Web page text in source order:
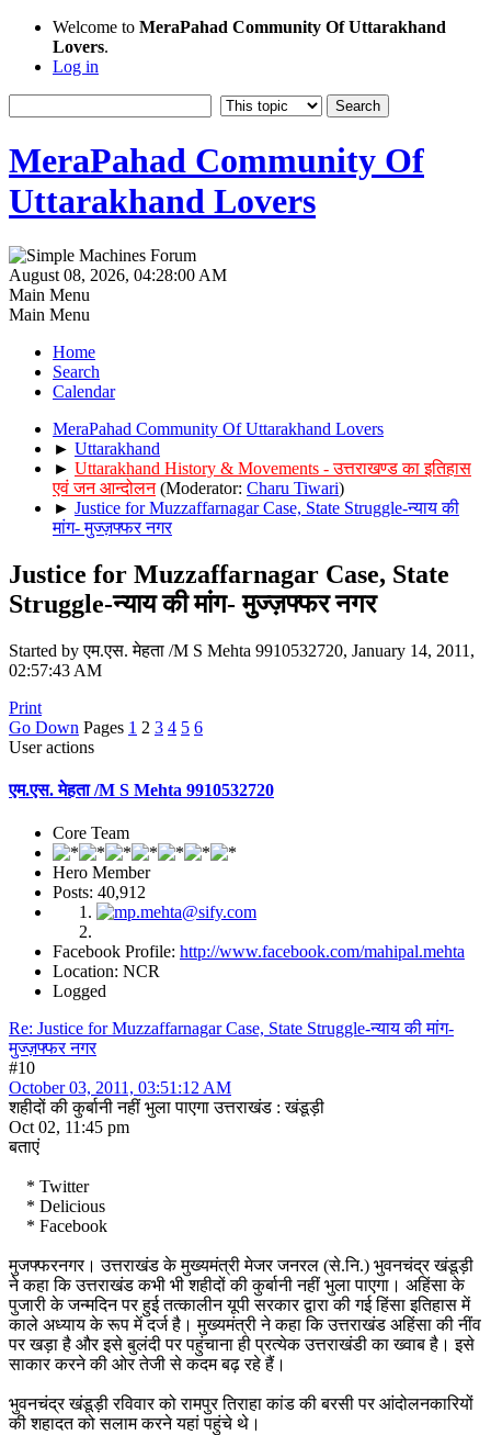
Welcome to MeraPahad Community Of Uttarakhand
Lovers.
Log in
MeraPahad Community Of
Uttarakhand Lovers
August 08, 2026, 04:28:00 AM
Main Menu
Main Menu
Home
Search
Calendar
MeraPahad Community Of Uttarakhand Lovers
► Uttarakhand
► Uttarakhand History & Movements - उत्तराखण्ड का इतिहास
एवं जन आन्दोलन (Moderator: Charu Tiwari)
► Justice for Muzzaffarnagar Case, State Struggle-न्याय की
मांग- मुज्ज़फ्फर नगर
Justice for Muzzaffarnagar Case, State
Struggle-न्याय की मांग- मुज्ज़फ्फर नगर
Started by एम.एस. मेहता /M S Mehta 9910532720, January 14, 2011,
02:57:43 AM
Print
Go Down Pages 1 2 3 4 5 6
User actions
एम.एस. मेहता /M S Mehta 9910532720
Core Team
Hero Member
Posts: 40,912
Facebook Profile: http://www.facebook.com/mahipal.mehta
Location: NCR
Logged
Re: Justice for Muzzaffarnagar Case, State Struggle-न्याय की मांग-
मुज्ज़फ्फर नगर
#10
October 03, 2011, 03:51:12 AM
शहीदों की कुर्बानी नहीं भुला पाएगा उत्तराखंड : खंडूड़ी
Oct 02, 11:45 pm
बताएं
* Twitter
* Delicious
* Facebook
मुजफ्फरनगर। उत्तराखंड के मुख्यमंत्री मेजर जनरल (से.नि.) भुवनचंद्र खंडूड़ी
ने कहा कि उत्तराखंड कभी भी शहीदों की कुर्बानी नहीं भुला पाएगा। अहिंसा के
पुजारी के जन्मदिन पर हुई तत्कालीन यूपी सरकार द्वारा की गई हिंसा इतिहास में
काले अध्याय के रूप में दर्ज है। मुख्यमंत्री ने कहा कि उत्तराखंड अहिंसा की नींव
पर खड़ा है और इसे बुलंदी पर पहुंचाना ही प्रत्येक उत्तराखंडी का ख्वाब है। इसे
साकार करने की ओर तेजी से कदम बढ़ रहे हैं।
भुवनचंद्र खंडूड़ी रविवार को रामपुर तिराहा कांड की बरसी पर आंदोलनकारियों
की शहादत को सलाम करने यहां पहुंचे थे।